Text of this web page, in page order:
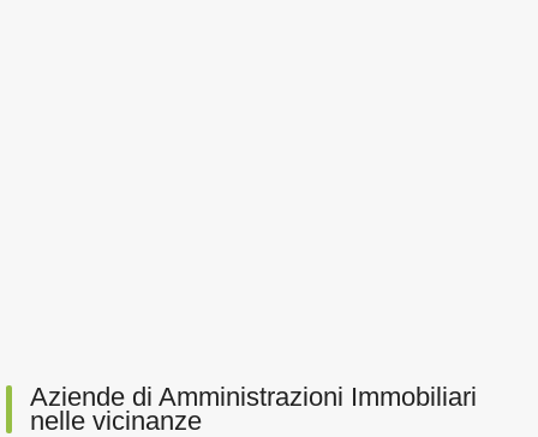
Aziende di Amministrazioni Immobiliari
nelle vicinanze